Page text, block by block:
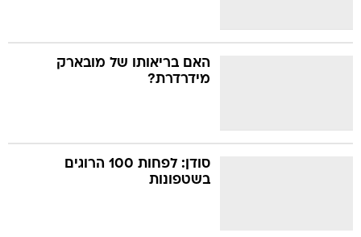
האם בריאותו של מובארק
מידרדרת?
סודן: לפחות 100 הרוגים
בשטפונות